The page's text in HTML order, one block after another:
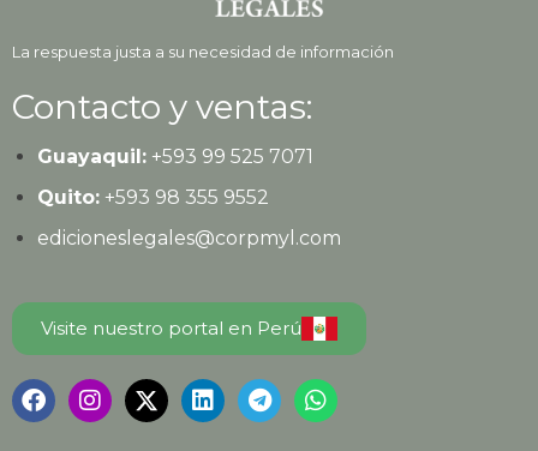
La respuesta justa a su necesidad de información
Contacto y ventas:
Guayaquil:+593 99 525 7071
Quito:+593 98 355 9552
edicioneslegales@corpmyl.com
Visite nuestro portal en Perú